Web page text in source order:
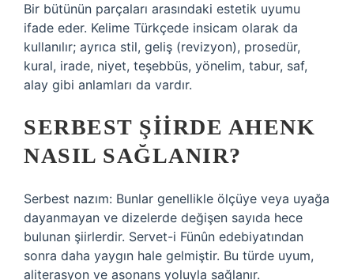
Bir bütünün parçaları arasındaki estetik uyumu
ifade eder. Kelime Türkçede insicam olarak da
kullanılır; ayrıca stil, geliş (revizyon), prosedür,
kural, irade, niyet, teşebbüs, yönelim, tabur, saf,
alay gibi anlamları da vardır.
SERBEST ŞIIRDE AHENK
NASIL SAĞLANIR?
Serbest nazım: Bunlar genellikle ölçüye veya uyağa
dayanmayan ve dizelerde değişen sayıda hece
bulunan şiirlerdir. Servet-i Fünûn edebiyatından
sonra daha yaygın hale gelmiştir. Bu türde uyum,
aliterasyon ve asonans yoluyla sağlanır.